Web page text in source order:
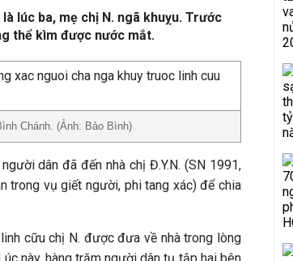
lúc ba, mẹ chị N. ngã khuỵu. Trước
thể kìm được nước mắt.
Chánh. (Ảnh: Bảo Bình)
dân đã đến nhà chị Đ.Y.N. (SN 1991,
trong vụ giết người, phi tang xác) để chia
cữu chị N. được đưa về nhà trong lòng